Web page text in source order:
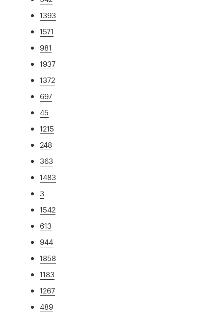
1393
1571
981
1937
1372
697
45
1215
248
363
1483
3
1542
613
944
1858
1183
1267
489